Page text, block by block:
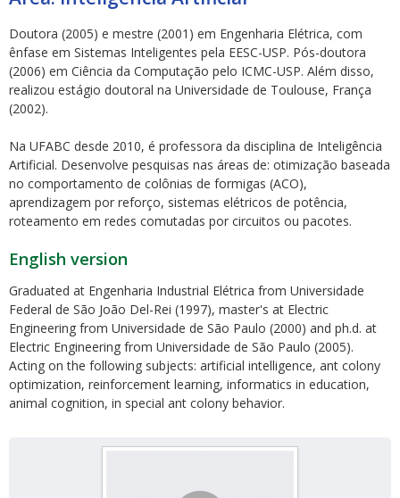
Doutora (2005) e mestre (2001) em Engenharia Elétrica, com
ênfase em Sistemas Inteligentes pela EESC-USP. Pós-doutora
(2006) em Ciência da Computação pelo ICMC-USP. Além disso,
realizou estágio doutoral na Universidade de Toulouse, França
(2002).
Na UFABC desde 2010, é professora da disciplina de Inteligência
Artificial. Desenvolve pesquisas nas áreas de: otimização baseada
no comportamento de colônias de formigas (ACO),
aprendizagem por reforço, sistemas elétricos de potência,
roteamento em redes comutadas por circuitos ou pacotes.
English version
Graduated at Engenharia Industrial Elétrica from Universidade
Federal de São João Del-Rei (1997), master's at Electric
Engineering from Universidade de São Paulo (2000) and ph.d. at
Electric Engineering from Universidade de São Paulo (2005).
Acting on the following subjects: artificial intelligence, ant colony
optimization, reinforcement learning, informatics in education,
animal cognition, in special ant colony behavior.